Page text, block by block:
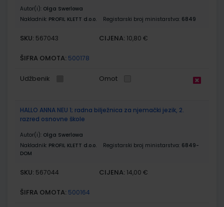
Autor(i): Olga Swerlowa
Nakladnik: PROFIL KLETT d.o.o. Registarski broj ministarstva: 6849
SKU: 567043 CIJENA: 10,80 €
ŠIFRA OMOTA: 500178
Udžbenik Omot
HALLO ANNA NEU 1; radna bilježnica za njemački jezik, 2.
razred osnovne škole
Autor(i): Olga Swerlowa
Nakladnik: PROFIL KLETT d.o.o. Registarski broj ministarstva: 6849-
DOM
SKU: 567044 CIJENA: 14,00 €
ŠIFRA OMOTA: 500164